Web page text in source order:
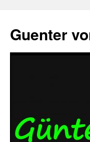
springen
Guenter